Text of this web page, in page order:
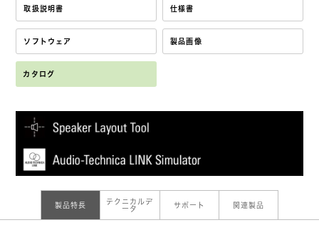
取扱説明書 仕様書
ソフトウェア 製品画像
カタログ
製品特長
テクニカルデ
ータ
サポート 関連製品